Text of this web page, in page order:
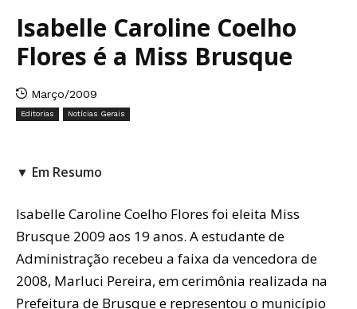
Isabelle Caroline Coelho
Flores é a Miss Brusque
Março/2009
Editorias Notícias Gerais
▼ Em Resumo
Isabelle Caroline Coelho Flores foi eleita Miss
Brusque 2009 aos 19 anos. A estudante de
Administração recebeu a faixa da vencedora de
2008, Marluci Pereira, em cerimônia realizada na
Prefeitura de Brusque e representou o município